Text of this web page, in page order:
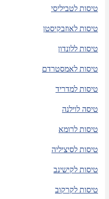
טיסות לטביליסי
טיסות לאוזבקיסטן
טיסות ללונדון
טיסות לאמסטרדם
טיסות למדריד
טיסה לוילנה
טיסות לרומא
טיסות לסיציליה
טיסות לקישינב
טיסות לקרקוב